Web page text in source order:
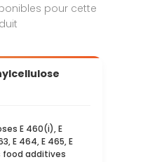
pour cette
E 460(i), E
E 464, E 465, E
food additives